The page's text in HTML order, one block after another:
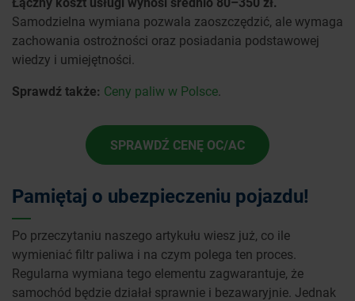
Samodzielna wymiana pozwala zaoszczędzić, ale wymaga
zachowania ostrożności oraz posiadania podstawowej
wiedzy i umiejętności.
Sprawdź także: Ceny paliw w Polsce.
SPRAWDŹ CENĘ OC/AC
Pamiętaj o ubezpieczeniu pojazdu!
Po przeczytaniu naszego artykułu wiesz już, co ile
wymieniać filtr paliwa i na czym polega ten proces.
Regularna wymiana tego elementu zagwarantuje, że
samochód będzie działał sprawnie i bezawaryjnie. Jednak